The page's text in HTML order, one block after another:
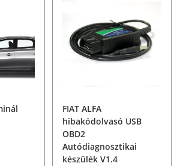
FIAT ALFA
hibakódolvasó USB
OBD2
Autódiagnosztikai
készülék V1.4